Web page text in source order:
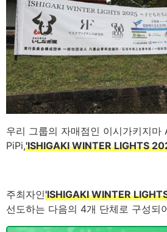
우리 그룹의 자매점인 이시가키지마
PiPi,'ISHIGAKI WINTER LIGHTS
주최자인'ISHIGAKI WINTER
선도하는 다음의 4개 단체로 구성되